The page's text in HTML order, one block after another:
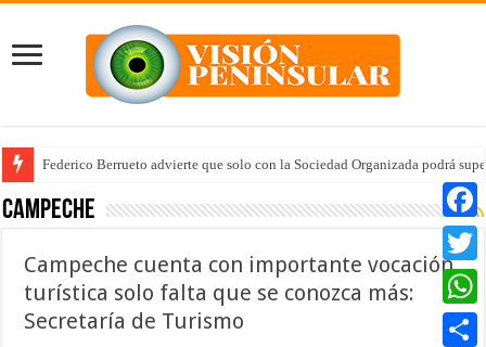
Federico Berrueto advierte que solo con la Sociedad Organizada podrá
Campeche
Campeche cuenta con importante vocación
turística solo falta que se conozca más:
Secretaría de Turismo
Twitter